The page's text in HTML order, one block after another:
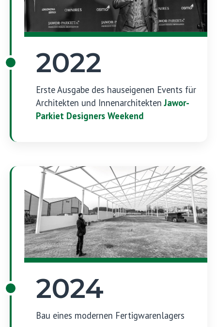
2022
Erste Ausgabe des hauseigenen Events für
Architekten und InnenarchitektenJawor-
Parkiet Designers Weekend
2024
Bau eines modernen Fertigwarenlagers